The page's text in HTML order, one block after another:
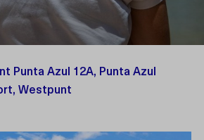
Punta Azul 12A, Punta Azul
Westpunt